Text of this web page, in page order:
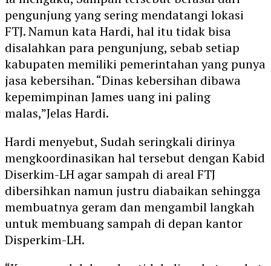
pengunjung yang sering mendatangi lokasi
FTJ. Namun kata Hardi, hal itu tidak bisa
disalahkan para pengunjung, sebab setiap
kabupaten memiliki pemerintahan yang punya
jasa kebersihan. “Dinas kebersihan dibawa
kepemimpinan James uang ini paling
malas,”Jelas Hardi.
Hardi menyebut, Sudah seringkali dirinya
mengkoordinasikan hal tersebut dengan Kabid
Diserkim-LH agar sampah di areal FTJ
dibersihkan namun justru diabaikan sehingga
membuatnya geram dan mengambil langkah
untuk membuang sampah di depan kantor
Disperkim-LH.